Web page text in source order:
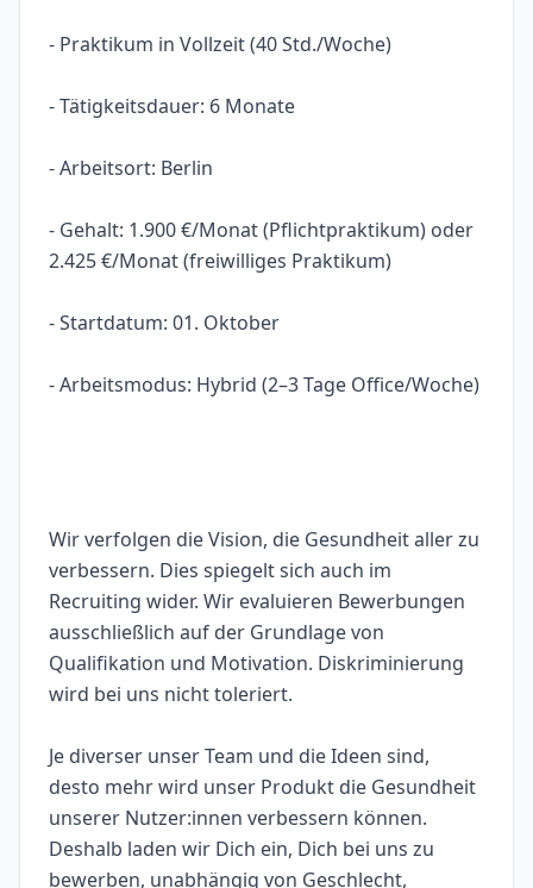
- Praktikum in Vollzeit (40 Std./Woche)
- Tätigkeitsdauer: 6 Monate
- Arbeitsort: Berlin
- Gehalt: 1.900 €/Monat (Pflichtpraktikum) oder
2.425 €/Monat (freiwilliges Praktikum)
- Startdatum: 01. Oktober
- Arbeitsmodus: Hybrid (2–3 Tage Office/Woche)
Wir verfolgen die Vision, die Gesundheit aller zu
verbessern. Dies spiegelt sich auch im
Recruiting wider. Wir evaluieren Bewerbungen
ausschließlich auf der Grundlage von
Qualifikation und Motivation. Diskriminierung
wird bei uns nicht toleriert.
Je diverser unser Team und die Ideen sind,
desto mehr wird unser Produkt die Gesundheit
unserer Nutzer:innen verbessern können.
Deshalb laden wir Dich ein, Dich bei uns zu
bewerben, unabhängig von Geschlecht,